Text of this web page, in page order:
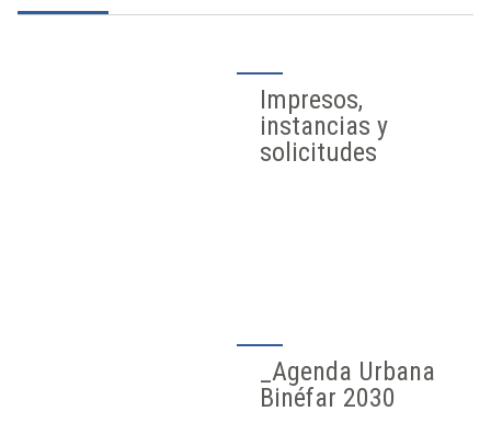
Impresos,
instancias y
solicitudes
_Agenda Urbana
Binéfar 2030